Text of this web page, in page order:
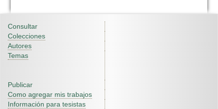
Consultar
Colecciones
Autores
Temas
Publicar
Como agregar mis trabajos
Información para tesistas